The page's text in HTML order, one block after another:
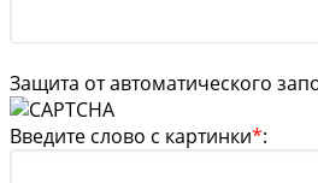
Защита от автоматического
Введите слово с картинки*: